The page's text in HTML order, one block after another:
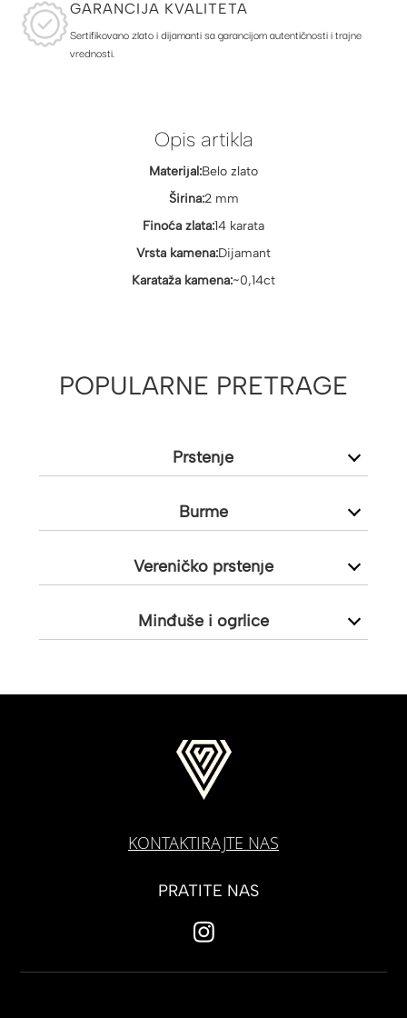
GARANCIJA KVALITETA
Sertifikovano zlato i dijamanti sa garancijom autentičnosti i trajne
vrednosti.
Opis artikla
Materijal:Belo zlato
Širina:2 mm
Finoća zlata:14 karata
Vrsta kamena:Dijamant
Karataža kamena:~0,14ct
POPULARNE PRETRAGE
Prstenje
Burme
Vereničko prstenje
Minđuše i ogrlice
KONTAKTIRAJTE NAS
PRATITE NAS